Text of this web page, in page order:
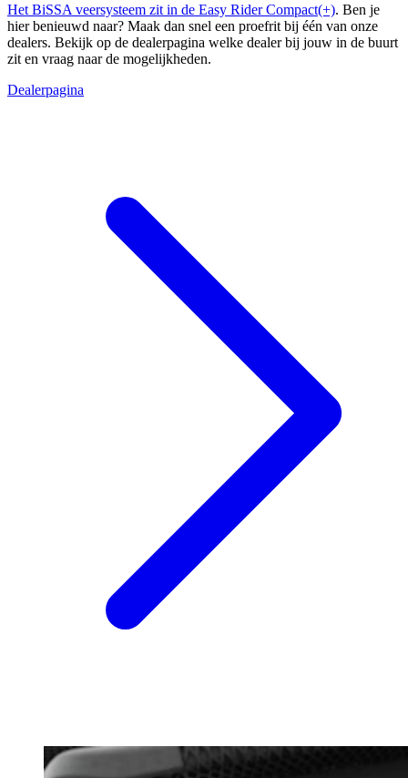
Het BiSSA veersysteem zit in de Easy Rider Compact(+). Ben je
hier benieuwd naar? Maak dan snel een proefrit bij één van onze
dealers. Bekijk op de dealerpagina welke dealer bij jouw in de buurt
zit en vraag naar de mogelijkheden.
Dealerpagina